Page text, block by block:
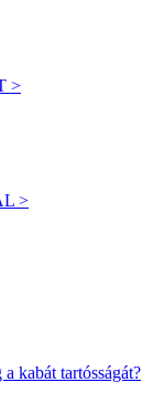
>
>